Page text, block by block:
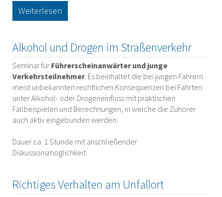
Weiterlesen
Alkohol und Drogen im Straßenverkehr
Seminar für Führerscheinanwärter und junge
Verkehrsteilnehmer. Es beinhaltet die bei jungen Fahrern
meist unbekannten rechtlichen Konsequenzen bei Fahrten
unter Alkohol- oder Drogeneinfluss mit praktischen
Fallbeispielen und Berechnungen, in welche die Zuhörer
auch aktiv eingebunden werden.
Dauer ca. 1 Stunde mit anschließender
Diskussionsmöglichkeit.
Richtiges Verhalten am Unfallort